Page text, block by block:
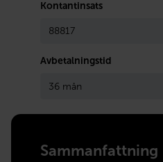
Kontantinsats
Avbetalningstid
Sammanfattning